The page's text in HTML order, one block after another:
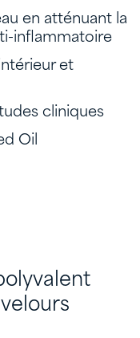
en atténuant la
inflammatoire
et
cliniques
Oil